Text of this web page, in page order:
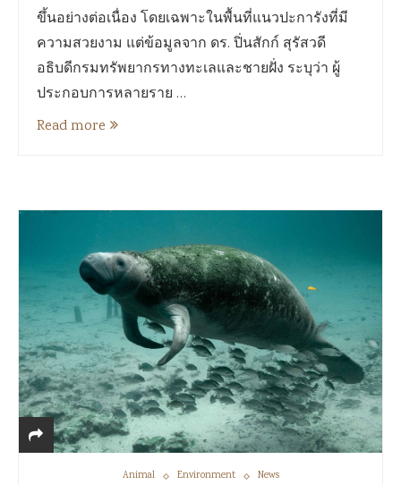
ขึ้นอย่างต่อเนื่อง โดยเฉพาะในพื้นที่แนวปะการังที่มี
ความสวยงาม แต่ข้อมูลจาก ดร. ปิ่นสักก์ สุรัสวดี
อธิบดีกรมทรัพยากรทางทะเลและชายฝั่ง ระบุว่า ผู้
ประกอบการหลายราย …
Read more
Animal Environment News